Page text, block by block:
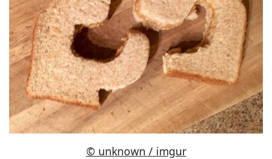
© unknown / imgur